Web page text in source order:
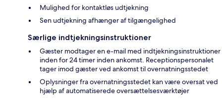
Mulighed for kontaktløs udtjekning
Sen udtjekning afhænger af tilgængelighed
Særlige indtjekningsinstruktioner
Gæster modtager en e-mail med indtjekningsinstruktioner
inden for 24 timer inden ankomst. Receptionspersonalet
tager imod gæster ved ankomst til overnatningsstedet
Oplysninger fra overnatningsstedet kan være oversat ved
hjælp af automatiserede oversættelsesværktøjer